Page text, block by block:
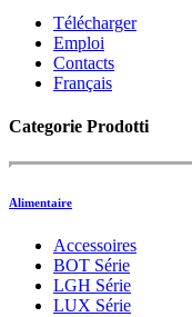
Télécharger
Emploi
Contacts
Français
Categorie Prodotti
Alimentaire
Accessoires
BOT Série
LGH Série
LUX Série